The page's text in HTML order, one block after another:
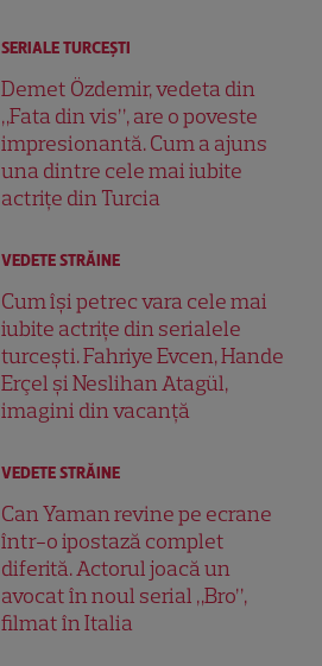
SERIALE TURCEŞTI
Demet Özdemir, vedeta din
„Fata din vis”, are o poveste
impresionantă. Cum a ajuns
una dintre cele mai iubite
actrițe din Turcia
VEDETE STRĂINE
Cum își petrec vara cele mai
iubite actrițe din serialele
turcești. Fahriye Evcen, Hande
Erçel și Neslihan Atagül,
imagini din vacanță
VEDETE STRĂINE
Can Yaman revine pe ecrane
într-o ipostază complet
diferită. Actorul joacă un
avocat în noul serial „Bro”,
filmat în Italia